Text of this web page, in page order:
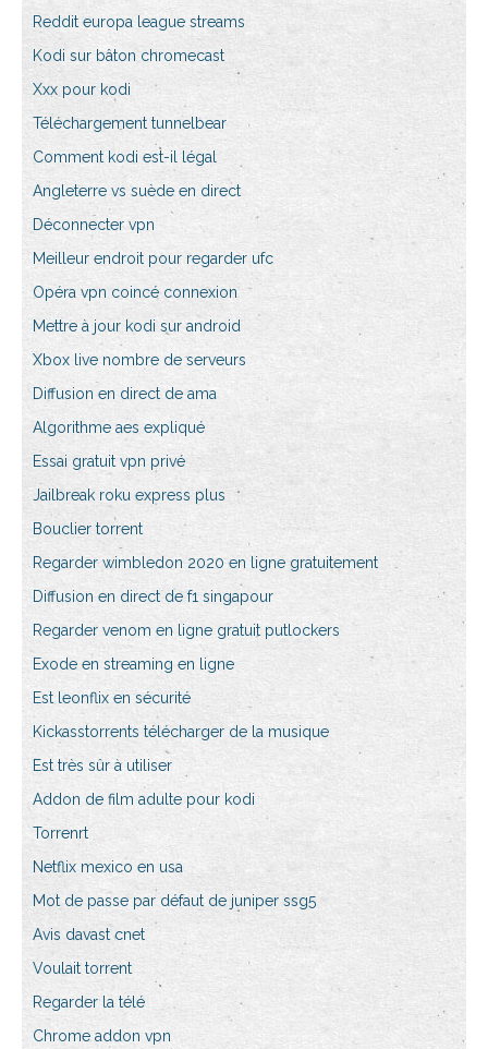
Reddit europa league streams
Kodi sur bâton chromecast
Xxx pour kodi
Téléchargement tunnelbear
Comment kodi est-il légal
Angleterre vs suède en direct
Déconnecter vpn
Meilleur endroit pour regarder ufc
Opéra vpn coincé connexion
Mettre à jour kodi sur android
Xbox live nombre de serveurs
Diffusion en direct de ama
Algorithme aes expliqué
Essai gratuit vpn privé
Jailbreak roku express plus
Bouclier torrent
Regarder wimbledon 2020 en ligne gratuitement
Diffusion en direct de f1 singapour
Regarder venom en ligne gratuit putlockers
Exode en streaming en ligne
Est leonflix en sécurité
Kickasstorrents télécharger de la musique
Est très sûr à utiliser
Addon de film adulte pour kodi
Torrenrt
Netflix mexico en usa
Mot de passe par défaut de juniper ssg5
Avis davast cnet
Voulait torrent
Regarder la télé
Chrome addon vpn